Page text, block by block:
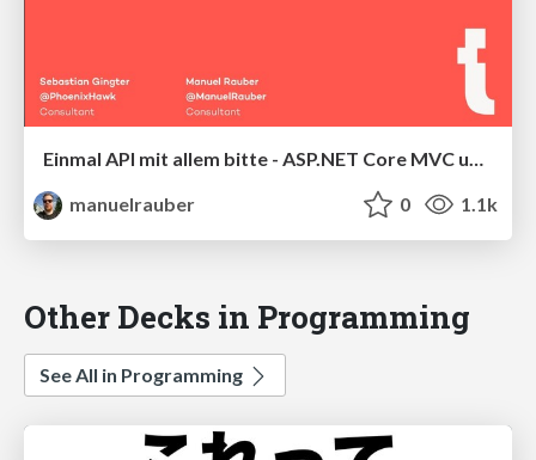
Einmal API mit allem bitte - ASP.NET Core MVC und SignalR in Action
manuelrauber
0 1.1k
Other Decks in Programming
See All in Programming